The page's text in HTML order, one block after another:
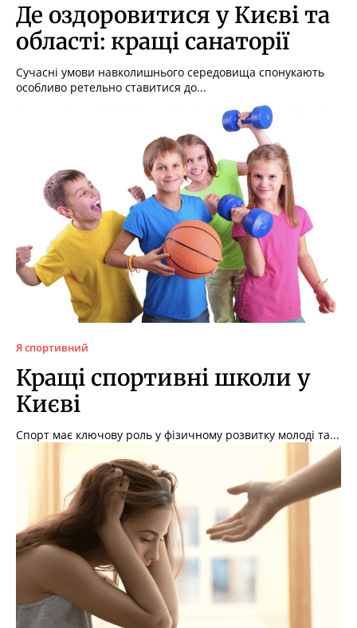
Де оздоровитися у Києві та
області: кращі санаторії
Сучасні умови навколишнього середовища спонукають
особливо ретельно ставитися до...
Я спортивний
Кращі спортивні школи у
Києві
Спорт має ключову роль у фізичному розвитку молоді та...